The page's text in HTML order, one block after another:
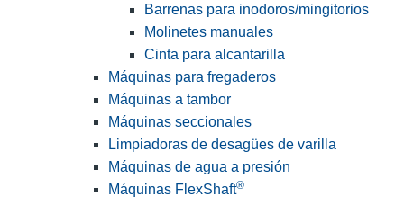
Barrenas para inodoros/mingitorios
Molinetes manuales
Cinta para alcantarilla
Máquinas para fregaderos
Máquinas a tambor
Máquinas seccionales
Limpiadoras de desagües de varilla
Máquinas de agua a presión
Máquinas FlexShaft®